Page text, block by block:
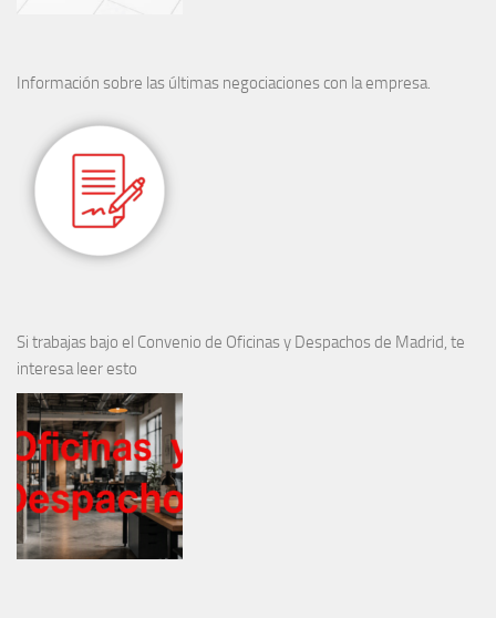
Información sobre las últimas negociaciones con la empresa.
Si trabajas bajo el Convenio de Oficinas y Despachos de Madrid, te
interesa leer esto